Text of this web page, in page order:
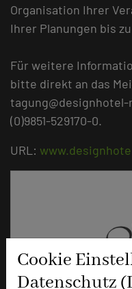
Cookie
Datenschutz
Organisation Ihrer
Ihrer Planungen bis
Für weitere
bitte direkt an das
tagung@designhotel-
(0)9851-529170-0.
URL: